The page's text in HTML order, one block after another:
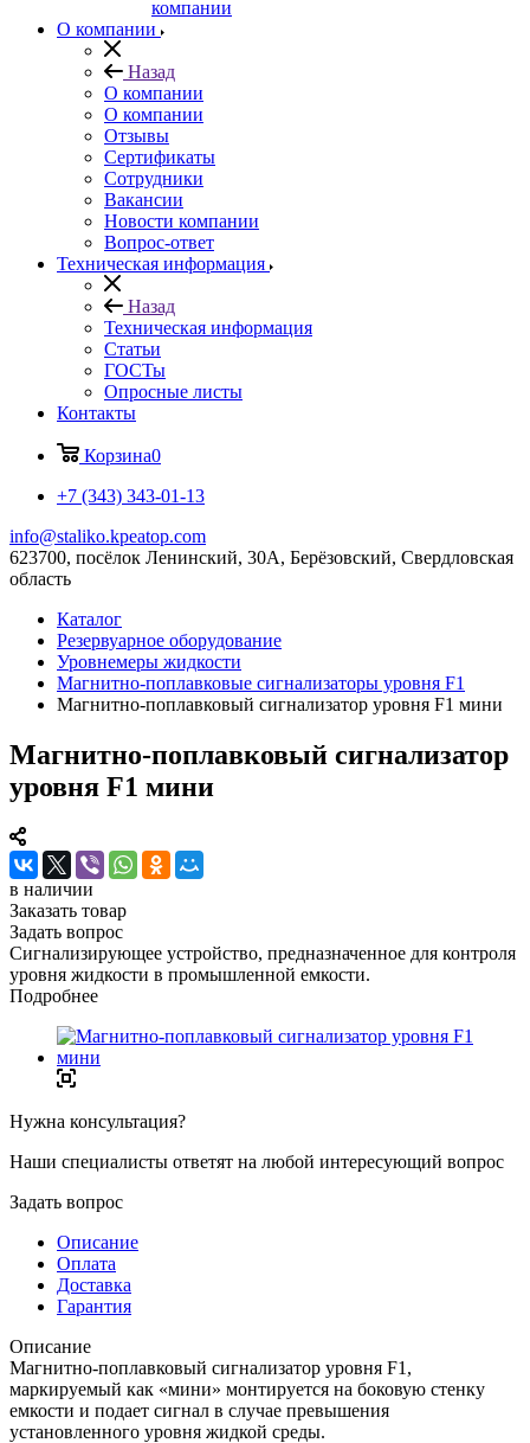
компании
О компании
Назад
О компании
О компании
Отзывы
Сертификаты
Сотрудники
Вакансии
Новости компании
Вопрос-ответ
Техническая информация
Назад
Техническая информация
Статьи
ГОСТы
Опросные листы
Контакты
Корзина0
+7 (343) 343-01-13
info@staliko.kpeatop.com
623700, посёлок Ленинский, 30А, Берёзовский, Свердловская
область
Каталог
Резервуарное оборудование
Уровнемеры жидкости
Магнитно-поплавковые сигнализаторы уровня F1
Магнитно-поплавковый сигнализатор уровня F1 мини
Магнитно-поплавковый сигнализатор
уровня F1 мини
в наличии
Заказать товар
Задать вопрос
Сигнализирующее устройство, предназначенное для контроля
уровня жидкости в промышленной емкости.
Подробнее
Нужна консультация?
Наши специалисты ответят на любой интересующий вопрос
Задать вопрос
Описание
Оплата
Доставка
Гарантия
Описание
Магнитно-поплавковый сигнализатор уровня F1,
маркируемый как «мини» монтируется на боковую стенку
емкости и подает сигнал в случае превышения
установленного уровня жидкой среды.